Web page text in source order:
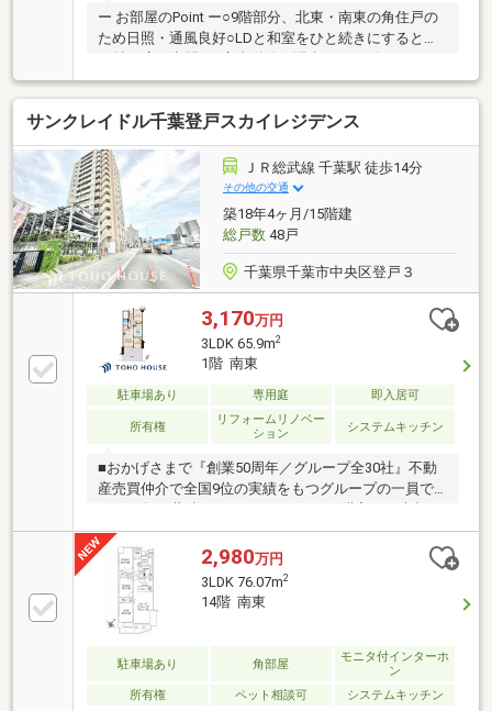
てます。お気軽にお問合せ下さい！
ー お部屋のPoint ー○9階部分、北東・南東の角住戸の
ため日照・通風良好○LDと和室をひと続きにすると約
の洗面室○勝手口のあるキッチン○豊富な収納
（2WIC、押入、物入等）○充実の設備（食洗機、水洗
一体型浄水器、ディスポーザー、浴室換気暖房乾燥
機）○2つの洋室は2面採光○スロップシンク付きのL字
型バルコニー○ペット飼育可（細則有）ー マンション
Point ー○395戸の大規模マンション○施工：新日本建設
株式会社、株式会社長谷工コーポレーション○自走式
駐車場100%設置○共用部はキッズルーム、パーティル
ーム等有
サンクレイドル千葉登戸スカイレジデンス
ＪＲ総武線 千葉駅 徒歩14分
その他の交通
築18年4ヶ月/15階建
総戸数48戸
千葉県千葉市中央区登戸３
3,170万円
3LDK 65.9m2
1階 南東
駐車場あり 専用庭 即入居可
所有権
リフォームリノベー
ション
システムキッチン
■おかげさまで『創業50周年／グループ全30社』不動
産売買仲介で全国9位の実績をもつグループの一員で
お買替え全てをサポート致します。■選ばれ続けて
「お客様の声」2000件以上突破！多くの信頼と感謝の
言葉を頂く、実績と信頼の東宝ハウス船橋にお任せく
ださい。■独自のFP相談【未来カレンダー】資金計画
の漠然とした不安を『見える化』して幸せな未来への
スタートを切りましょう。■業界初の無料アフターサ
ポート【TOHO HOUSE CLUB】ご購入後もお客様の
『住まい』と『暮らし』の安心・安全を無料で守りま
す。お気軽にお問合せ下さい！
2,980万円
3LDK 76.07m2
14階 南東
駐車場あり 角部屋
モニタ付インターホ
ン
所有権
ペット相談可 システムキッチン